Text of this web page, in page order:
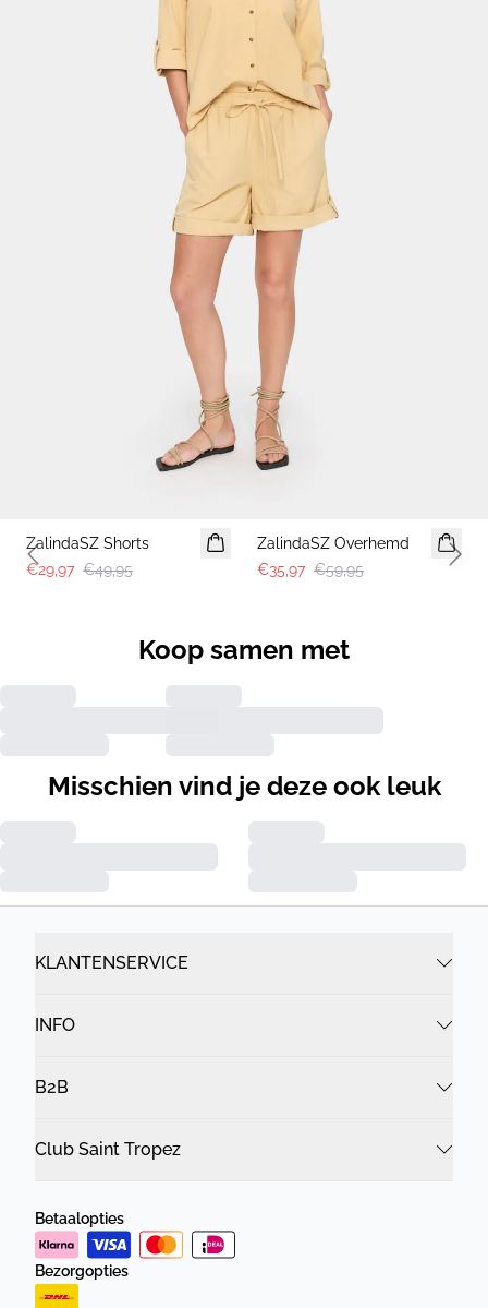
ZalindaSZ Shorts
€29,97 €49,95
ZalindaSZ Overhemd
€35,97 €59,95
Previous slide
Koop samen met
Misschien vind je deze ook leuk
KLANTENSERVICE
INFO
B2B
Club Saint Tropez
Betaalopties
Bezorgopties